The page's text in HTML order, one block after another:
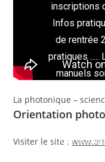
La photonique –
Orientation
Visiter le site :
inscriptions
Infos
de rentrée
pratiques .....
manuels
Dossiers
inscriptions
Infos